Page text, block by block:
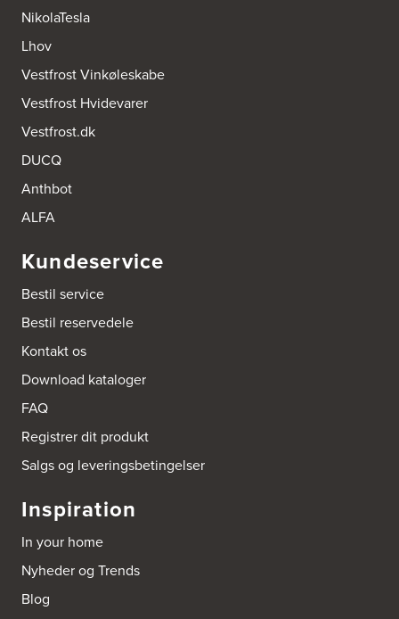
NikolaTesla
Lhov
Vestfrost Vinkøleskabe
Vestfrost Hvidevarer
Vestfrost.dk
DUCQ
Anthbot
ALFA
Kundeservice
Bestil service
Bestil reservedele
Kontakt os
Download kataloger
FAQ
Registrer dit produkt
Salgs og leveringsbetingelser
Inspiration
In your home
Nyheder og Trends
Blog